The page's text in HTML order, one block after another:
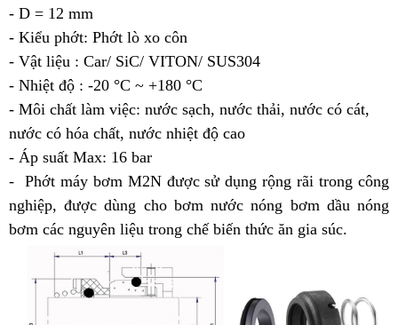
- D = 12 mm
- Kiểu phớt: Phớt lò xo côn
- Vật liệu : Car/ SiC/ VITON/ SUS304
- Nhiệt độ : -20 °C ~ +180 °C
- Môi chất làm việc: nước sạch, nước thải, nước có cát,
nước có hóa chất, nước nhiệt độ cao
- Áp suất Max: 16 bar
- Phớt máy bơm M2N được sử dụng rộng rãi trong công
nghiệp, được dùng cho bơm nước nóng bơm dầu nóng
bơm các nguyên liệu trong chế biến thức ăn gia súc.